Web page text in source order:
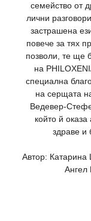
семейство от
лични
застрашена
повече за тях
позволи, те ще
на
специална
на серщата
Ведевер-
който й
здраве и
Автор: Катарина
Ангел